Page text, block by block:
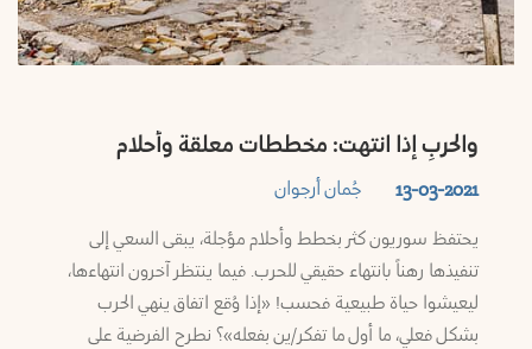
والحربِ إذا انتهت: مخططات معلقة وأحلام
جُمان أرجوان 13-03-2021
يحتفظ سوريون كثر بخطط وأحلام مؤجلة، يبقى السعي إلى
تنفيذها رهناً بانتهاء حقيقي للحرب. فيما ينتظر آخرون انتهاءها،
ليعيشوا حياة طبيعية فحسب! «إذا وُقع اتفاق ينهي الحرب
بشكل فعلي، ما أول ما تفكر/ين بفعله»؟ نطرح الفرضية على